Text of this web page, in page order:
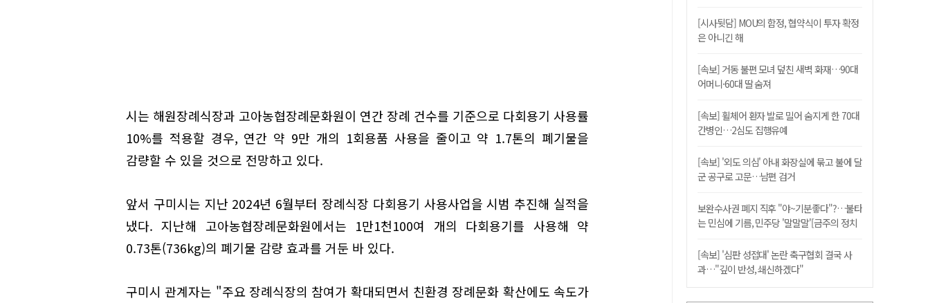
시는 해원장례식장과 고아농협장례문화원이 연간 장례 건수를 기준으로 다회용기 사용률
10%를 적용할 경우, 연간 약 9만 개의 1회용품 사용을 줄이고 약 1.7톤의 폐기물을
감량할 수 있을 것으로 전망하고 있다.
앞서 구미시는 지난 2024년 6월부터 장례식장 다회용기 사용사업을 시범 추진해 실적을
냈다. 지난해 고아농협장례문화원에서는 1만1천100여 개의 다회용기를 사용해 약
0.73톤(736kg)의 폐기물 감량 효과를 거둔 바 있다.
구미시 관계자는 "주요 장례식장의 참여가 확대되면서 친환경 장례문화 확산에도 속도가
[시사뒷담] MOU의 함정, 협약식이 투자 확정
은 아니긴 해
[속보] 거동 불편 모녀 덮친 새벽 화재…90대
어머니·60대 딸 숨져
[속보] 휠체어 환자 발로 밀어 숨지게 한 70대
간병인…2심도 집행유예
[속보] '외도 의심' 아내 화장실에 묶고 불에 달
군 공구로 고문…남편 검거
보완수사권 폐지 직후 "야~기분좋다"?…불타
는 민심에 기름, 민주당 '말말말'[금주의 정치
[속보] '심판 성접대' 논란 축구협회 결국 사
과…"깊이 반성, 쇄신하겠다"